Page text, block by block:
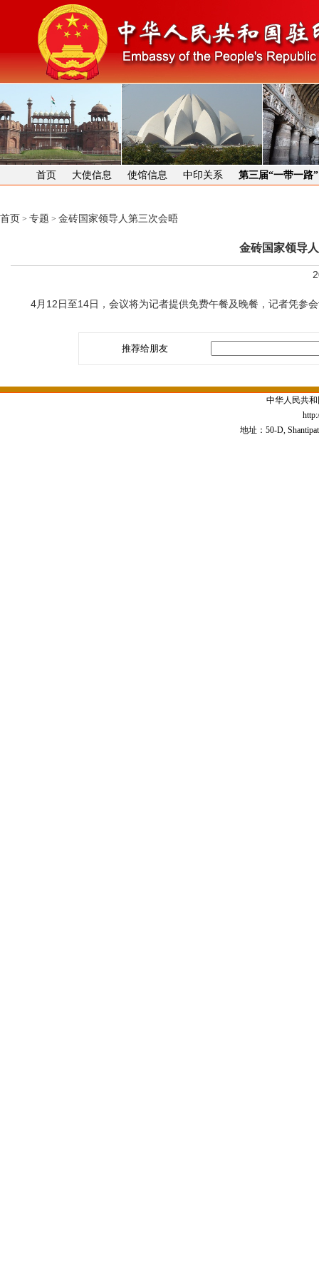
首页 大使信息 使馆信息 中印关系 第三届“一带一路
首页 > 专题 > 金砖国家领导人第三次会晤
金砖国家领导
4月12日至14日，会议将为记者提供免费午餐及晚餐，记者凭参
推荐给朋友
中华人民共
地址：50-D,